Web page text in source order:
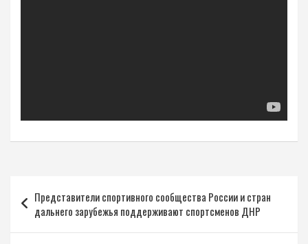
по
записям
Представители спортивного сообщества России и стран
дальнего зарубежья поддерживают спортсменов ДНР